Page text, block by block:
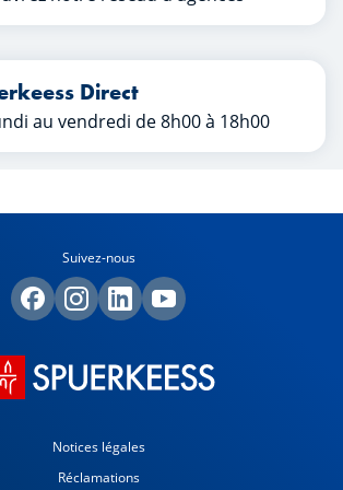
manquer de rien.
Direct
au vendredi de 8h00 à 18h00
Suivez-nous
Notices légales
Réclamations